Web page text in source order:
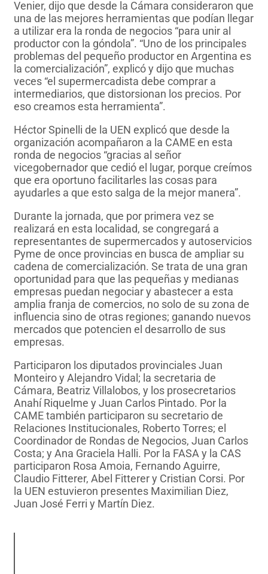
Venier, dijo que desde la Cámara consideraron que
una de las mejores herramientas que podían llegar
a utilizar era la ronda de negocios “para unir al
productor con la góndola”. “Uno de los principales
problemas del pequeño productor en Argentina es
la comercialización”, explicó y dijo que muchas
veces “el supermercadista debe comprar a
intermediarios, que distorsionan los precios. Por
eso creamos esta herramienta”.
Héctor Spinelli de la UEN explicó que desde la
organización acompañaron a la CAME en esta
ronda de negocios “gracias al señor
vicegobernador que cedió el lugar, porque creímos
que era oportuno facilitarles las cosas para
ayudarles a que esto salga de la mejor manera”.
Durante la jornada, que por primera vez se
realizará en esta localidad, se congregará a
representantes de supermercados y autoservicios
Pyme de once provincias en busca de ampliar su
cadena de comercialización. Se trata de una gran
oportunidad para que las pequeñas y medianas
empresas puedan negociar y abastecer a esta
amplia franja de comercios, no solo de su zona de
influencia sino de otras regiones; ganando nuevos
mercados que potencien el desarrollo de sus
empresas.
Participaron los diputados provinciales Juan
Monteiro y Alejandro Vidal; la secretaria de
Cámara, Beatriz Villalobos, y los prosecretarios
Anahí Riquelme y Juan Carlos Pintado. Por la
CAME también participaron su secretario de
Relaciones Institucionales, Roberto Torres; el
Coordinador de Rondas de Negocios, Juan Carlos
Costa; y Ana Graciela Halli. Por la FASA y la CAS
participaron Rosa Amoia, Fernando Aguirre,
Claudio Fitterer, Abel Fitterer y Cristian Corsi. Por
la UEN estuvieron presentes Maximilian Diez,
Juan José Ferri y Martín Diez.